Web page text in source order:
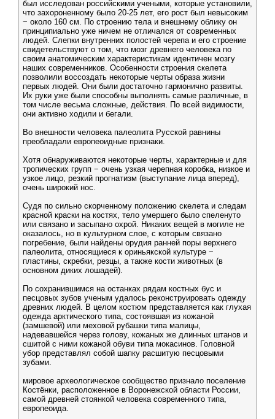
был исследован российскими учеными, которые установили,
что захороненному было 20-25 лет, его рост был невысоким
− около 160 см. По строению тела и внешнему облику он
принципиально уже ничем не отличался от современных
людей. Слепки внутренних полостей черепа и его строение
свидетельствуют о том, что мозг древнего человека по
своим анатомическим характеристикам идентичен мозгу
наших современников. Особенности строения скелета
позволили воссоздать некоторые черты образа жизни
первых людей. Они были достаточно гармонично развиты.
Их руки уже были способны выполнять самые различные, в
том числе весьма сложные, действия. По всей видимости,
они активно ходили и бегали.
Во внешности человека палеолита Русской равнины
преобладали европеоидные признаки.
Хотя обнаруживаются некоторые черты, характерные и для
тропических групп − очень узкая черепная коробка, низкое и
узкое лицо, резкий прогнатизм (выступание лица вперед),
очень широкий нос.
Судя по сильно скорченному положению скелета и следам
красной краски на костях, тело умершего было спеленуто
или связано и засыпано охрой. Никаких вещей в могиле не
оказалось, но в культурном слое, с которым связано
погребение, были найдены орудия ранней поры верхнего
палеолита, относящиеся к ориньякской культуре −
пластины, скребки, резцы, а также кости животных (в
основном диких лошадей).
По сохранившимся на останках рядам костных бус и
песцовых зубов ученым удалось реконструировать одежду
древних людей. В целом костюм представляется как глухая
одежда арктического типа, состоявшая из кожаной
(замшевой) или меховой рубашки типа малицы,
надевавшейся через голову, кожаных же длинных штанов и
сшитой с ними кожаной обуви типа мокасинов. Головной
убор представлял собой шапку расшитую песцовыми
зубами.
мировое археологическое сообщество признало поселение
Костёнки, расположенное в Воронежской области России,
самой древней стоянкой человека современного типа,
европеоида.